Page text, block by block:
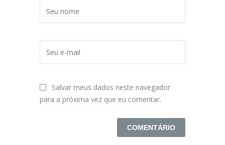
Salvar meus dados neste navegador
para a próxima vez que eu comentar.